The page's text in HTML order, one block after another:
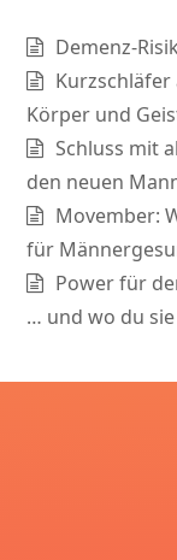
Demenz-
Kurzschläfer
Körper und
Schluss mit
den neuen
Movember:
für
Power für
… und wo du